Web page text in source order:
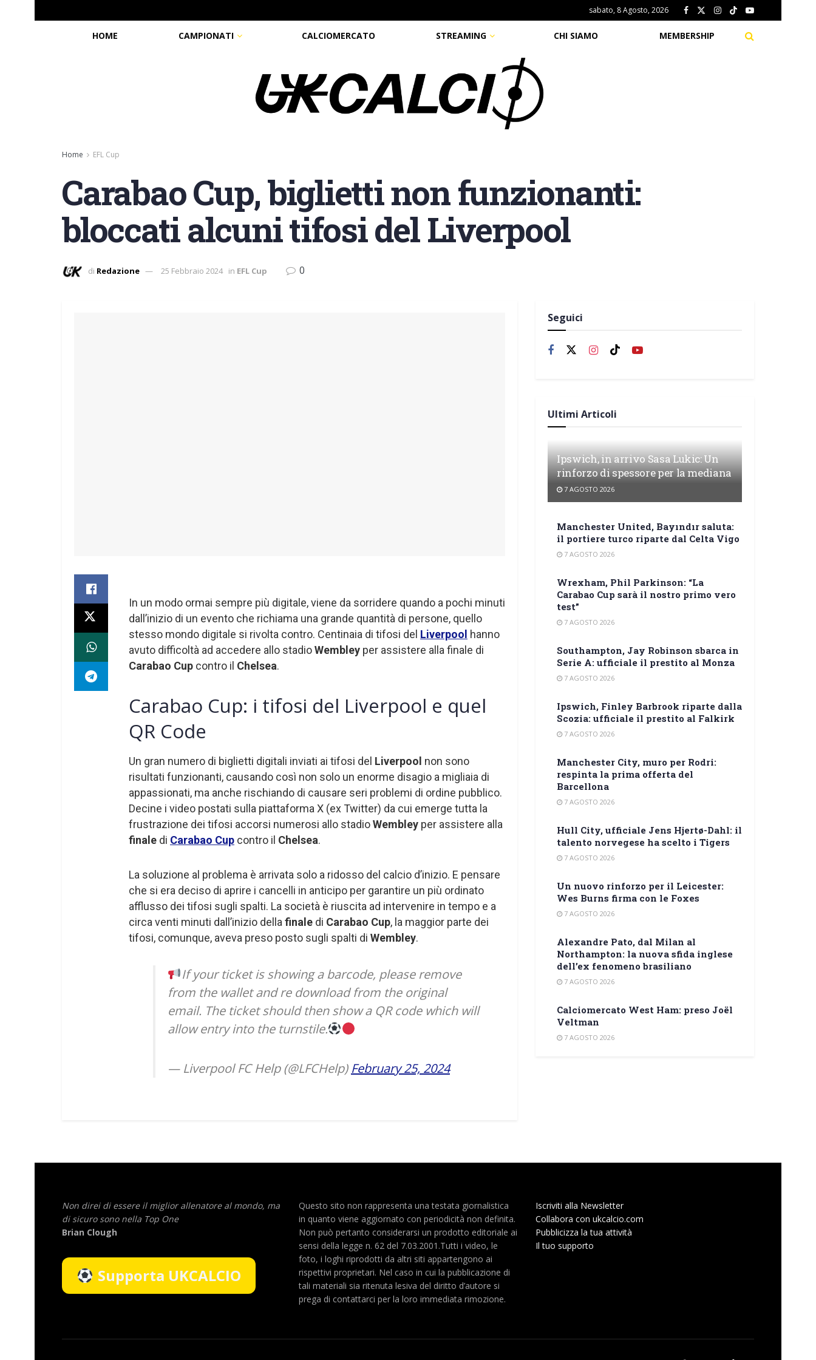
sabato, 8 Agosto, 2026
HOME CAMPIONATI CALCIOMERCATO STREAMING CHI SIAMO MEMBERSHIP
Home EFL Cup
Carabao Cup, biglietti non funzionanti:
bloccati alcuni tifosi del Liverpool
di Redazione 25 Febbraio 2024 in EFL Cup 0
In un modo ormai sempre più digitale, viene da sorridere quando a pochi minuti
dall’inizio di un evento che richiama una grande quantità di persone, quello
stesso mondo digitale si rivolta contro. Centinaia di tifosi del Liverpool hanno
avuto difficoltà ad accedere allo stadioWembley per assistere alla finale di
Carabao Cup contro il Chelsea.
Carabao Cup: i tifosi del Liverpool e quel
QR Code
Un gran numero di biglietti digitali inviati ai tifosi del Liverpool non sono
risultati funzionanti, causando così non solo un enorme disagio a migliaia di
appassionati, ma anche rischiando di causare seri problemi di ordine pubblico.
Decine i video postati sulla piattaforma X (ex Twitter) da cui emerge tutta la
frustrazione dei tifosi accorsi numerosi allo stadioWembley per assistere alla
finale di Carabao Cup contro il Chelsea.
La soluzione al problema è arrivata solo a ridosso del calcio d’inizio. E pensare
che si era deciso di aprire i cancelli in anticipo per garantire un più ordinato
afflusso dei tifosi sugli spalti. La società è riuscita ad intervenire in tempo e a
circa venti minuti dall’inizio dellafinale di Carabao Cup, la maggior parte dei
tifosi, comunque, aveva preso posto sugli spalti di Wembley.
If your ticket is showing a barcode, please remove
from the wallet and re download from the original
email. The ticket should then show a QR code which will
allow entry into the turnstile.
— Liverpool FC Help (@LFCHelp) February 25, 2024
Seguici
Ultimi Articoli
Ipswich, in arrivo Sasa Lukic: Un
rinforzo di spessore per la mediana
7 AGOSTO 2026
Manchester United, Bayındır saluta:
il portiere turco riparte dal Celta Vigo
7 AGOSTO 2026
Wrexham, Phil Parkinson: “La
Carabao Cup sarà il nostro primo vero
test”
7 AGOSTO 2026
Southampton, Jay Robinson sbarca in
Serie A: ufficiale il prestito al Monza
7 AGOSTO 2026
Ipswich, Finley Barbrook riparte dalla
Scozia: ufficiale il prestito al Falkirk
7 AGOSTO 2026
Manchester City, muro per Rodri:
respinta la prima offerta del
Barcellona
7 AGOSTO 2026
Hull City, ufficiale Jens Hjertø-Dahl: il
talento norvegese ha scelto i Tigers
7 AGOSTO 2026
Un nuovo rinforzo per il Leicester:
Wes Burns firma con le Foxes
7 AGOSTO 2026
Alexandre Pato, dal Milan al
Northampton: la nuova sfida inglese
dell’ex fenomeno brasiliano
7 AGOSTO 2026
Calciomercato West Ham: preso Joël
Veltman
7 AGOSTO 2026
Non direi di essere il miglior allenatore al mondo, ma
di sicuro sono nella Top One
Brian Clough
Supporta UKCALCIO
Questo sito non rappresenta una testata giornalistica
in quanto viene aggiornato con periodicità non definita.
Non può pertanto considerarsi un prodotto editoriale ai
sensi della legge n. 62 del 7.03.2001.Tutti i video, le
foto, i loghi riprodotti da altri siti appartengono ai
rispettivi proprietari. Nel caso in cui la pubblicazione di
tali materiali sia ritenuta lesiva del diritto d’autore si
prega di contattarci per la loro immediata rimozione.
Iscriviti alla Newsletter
Collabora con ukcalcio.com
Pubblicizza la tua attività
Il tuo supporto